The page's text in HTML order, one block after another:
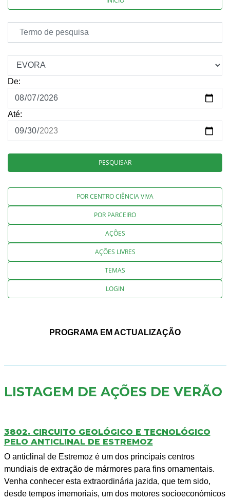
De:
Até:
PESQUISAR
POR CENTRO CIÊNCIA VIVA
POR PARCEIRO
AÇÕES
AÇÕES LIVRES
TEMAS
LOGIN
PROGRAMA EM ACTUALIZAÇÃO
LISTAGEM DE AÇÕES DE VERÃO
3802. CIRCUITO GEOLÓGICO E TECNOLÓGICO
PELO ANTICLINAL DE ESTREMOZ
O anticlinal de Estremoz é um dos principais centros
mundiais de extração de mármores para fins ornamentais.
Venha conhecer esta extraordinária jazida, que tem sido,
desde tempos imemoriais, um dos motores socioeconómicos